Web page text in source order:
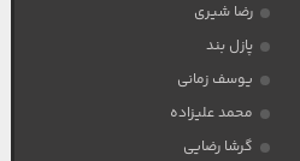
رضا شیری
پازل بند
یوسف زمانی
محمد علیزاده
گرشا رضایی